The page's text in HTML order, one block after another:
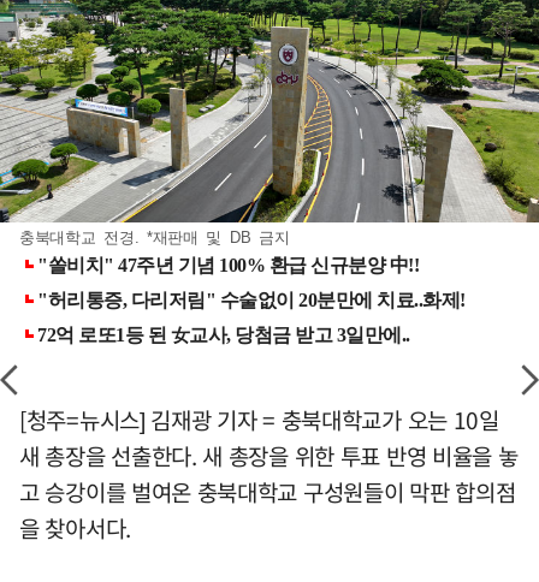
충북대학교 전경. *재판매 및 DB 금지
[청주=뉴시스] 김재광 기자 = 충북대학교가 오는 10일
새 총장을 선출한다. 새 총장을 위한 투표 반영 비율을 놓
고 승강이를 벌여온 충북대학교 구성원들이 막판 합의점
을 찾아서다.